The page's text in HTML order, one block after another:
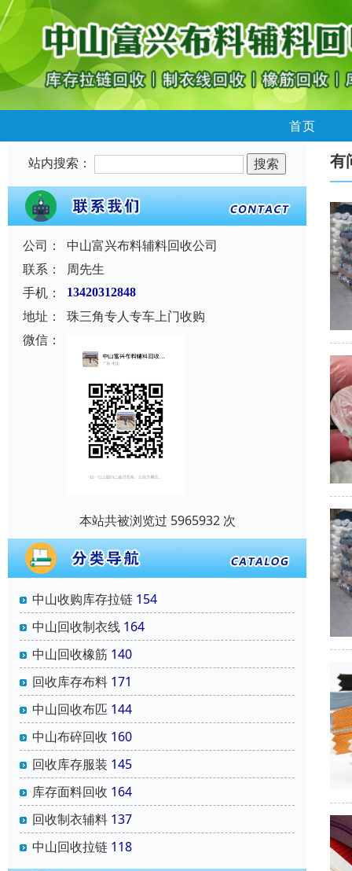
首页
站内搜索：
公司：
中山富兴布料辅料回收公司
联系：
周先生
手机：
13420312848
地址：
珠三角专人专车上门收购
微信：
本站共被浏览过 5965932 次
中山收购库存拉链 154
中山回收制衣线 164
中山回收橡筋 140
回收库存布料 171
中山回收布匹 144
中山布碎回收 160
回收库存服装 145
库存面料回收 164
回收制衣辅料 137
中山回收拉链 118
有